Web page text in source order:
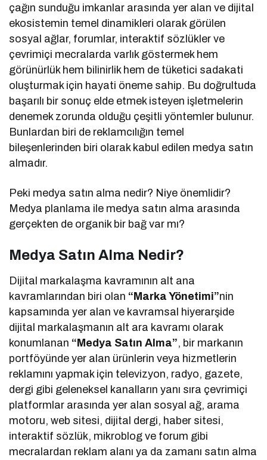
çağın sunduğu imkanlar arasında yer alan ve dijital
ekosistemin temel dinamikleri olarak görülen
sosyal ağlar, forumlar, interaktif sözlükler ve
çevrimiçi mecralarda varlık göstermek hem
görünürlük hem bilinirlik hem de tüketici sadakati
oluşturmak için hayati öneme sahip. Bu doğrultuda
başarılı bir sonuç elde etmek isteyen işletmelerin
denemek zorunda olduğu çeşitli yöntemler bulunur.
Bunlardan biri de reklamcılığın temel
bileşenlerinden biri olarak kabul edilen medya satın
almadır.
Peki medya satın alma nedir? Niye önemlidir?
Medya planlama ile medya satın alma arasında
gerçekten de organik bir bağ var mı?
Medya Satın Alma Nedir?
Dijital markalaşma kavramının alt ana
kavramlarından biri olan “Marka Yönetimi”nin
kapsamında yer alan ve kavramsal hiyerarşide
dijital markalaşmanın alt ara kavramı olarak
konumlanan “Medya Satın Alma”, bir markanın
portföyünde yer alan ürünlerin veya hizmetlerin
reklamını yapmak için televizyon, radyo, gazete,
dergi gibi geleneksel kanalların yanı sıra çevrimiçi
platformlar arasında yer alan sosyal ağ, arama
motoru, web sitesi, dijital dergi, haber sitesi,
interaktif sözlük, mikroblog ve forum gibi
mecralardan reklam alanı ya da zamanı satın alma